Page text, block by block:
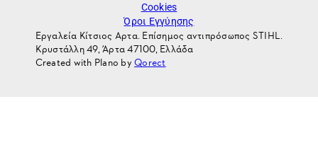
Cookies
Όροι Εγγύησης
Εργαλεία Κίτσιος Αρτα. Επίσημος αντιπρόσωπος STIHL.
Κρυστάλλη 49, Άρτα 47100, Ελλάδα
Created with Plano byQorect